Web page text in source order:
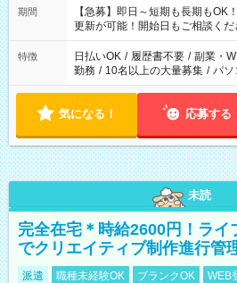
期間
【急募】即日～短期も長期もOK
更新が可能！開始日もご相談くだ
特徴 日払いOK / 履歴書不要 / 副業・
勤務 / 10名以上の大量募集 / パソ
気になる！ 応募する
未読
完全在宅＊時給2600円！ライ
でクリエイティブ制作進行管
派遣 職種未経験OK ブランクOK WEB